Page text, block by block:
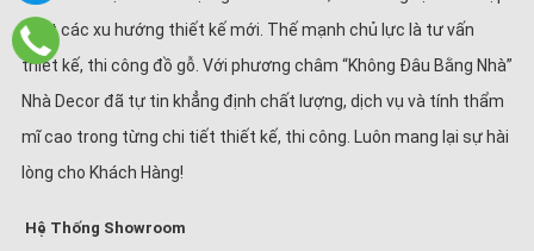
nhật các xu hướng thiết kế mới. Thế mạnh chủ lực là tư vấn
thiết kế, thi công đồ gỗ. Với phương châm “Không Đâu Bằng Nhà”
Nhà Decor đã tự tin khẳng định chất lượng, dịch vụ và tính thẩm
mĩ cao trong từng chi tiết thiết kế, thi công. Luôn mang lại sự hài
lòng cho Khách Hàng!
Hệ Thống Showroom